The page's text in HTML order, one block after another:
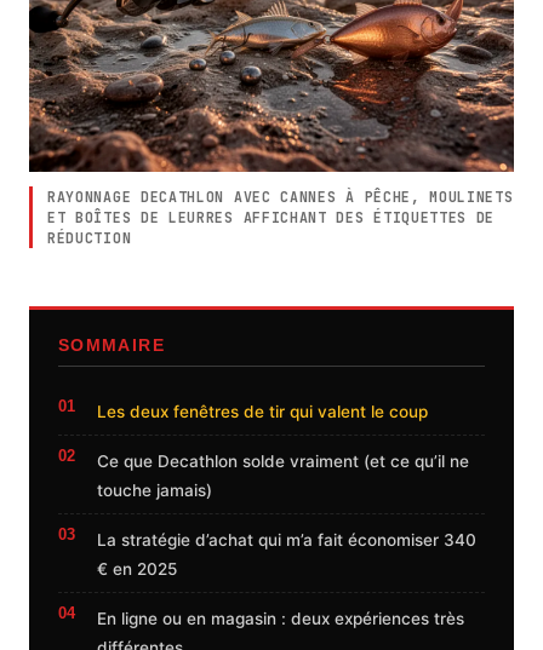
RAYONNAGE DECATHLON AVEC CANNES À PÊCHE, MOULINETS
ET BOÎTES DE LEURRES AFFICHANT DES ÉTIQUETTES DE
RÉDUCTION
SOMMAIRE
Les deux fenêtres de tir qui valent le coup
Ce que Decathlon solde vraiment (et ce qu’il ne
touche jamais)
La stratégie d’achat qui m’a fait économiser 340
€ en 2025
En ligne ou en magasin : deux expériences très